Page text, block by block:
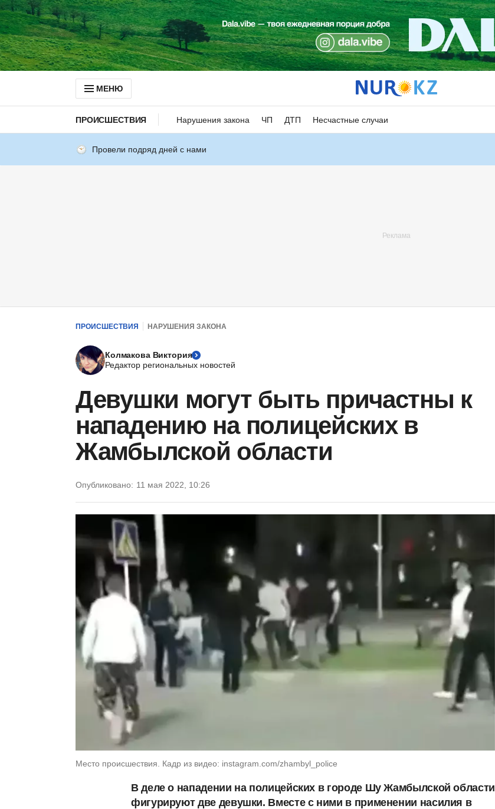
МЕНЮ
ПРОИСШЕСТВИЯ Нарушения закона ЧП ДТП Несчастные случаи
Провели подряд дней с нами
ПРОИСШЕСТВИЯ НАРУШЕНИЯ ЗАКОНА
Колмакова Виктория
Редактор региональных новостей
Девушки могут быть причастны к
нападению на полицейских в
Жамбылской области
Опубликовано: 11 мая 2022, 10:26
Место происшествия. Кадр из видео: instagram.com/zhambyl_police
В деле о нападении на полицейских в городе Шу Жамбылской области
фигурируют две девушки. Вместе с ними в применении насилия в